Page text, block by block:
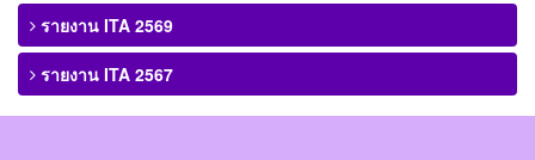
รายงาน ITA 2569
รายงาน ITA 2567